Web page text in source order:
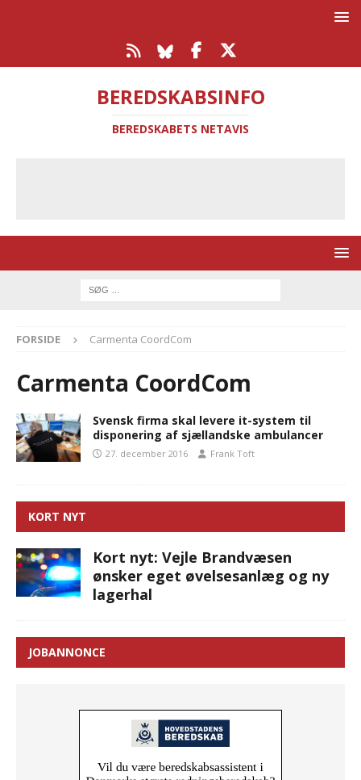
BEREDSKABSINFO
BEREDSKABETS NETAVIS
FORSIDE Carmenta CoordCom
Carmenta CoordCom
Svensk firma skal levere it-system til
disponering af sjællandske ambulancer
27. december 2016 Frank Toft
KORT NYT
Kort nyt: Vejle Brandvæsen
ønsker eget øvelsesanlæg og ny
lagerhal
JOBANNONCE